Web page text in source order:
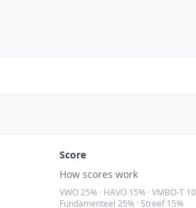
Score
How scores work
VWO 25% · HAVO 15% · VMBO-T
Fundamenteel 25% · Streef 15%